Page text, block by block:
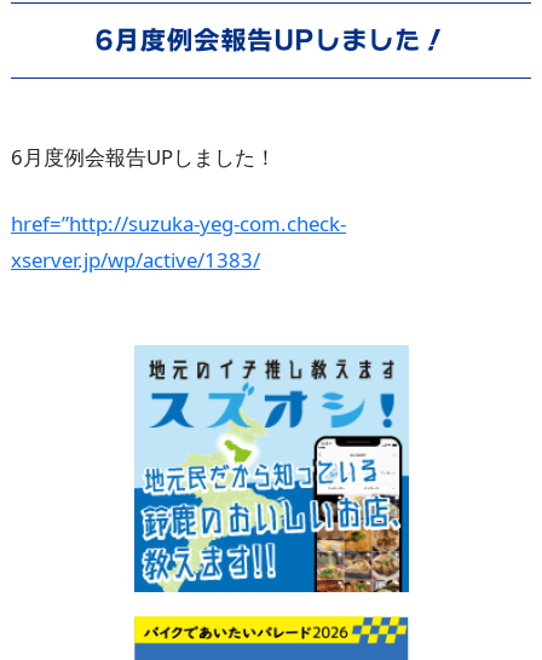
6月度例会報告UPしました！
6月度例会報告UPしました！
href=”http://suzuka-yeg-com.check-
xserver.jp/wp/active/1383/